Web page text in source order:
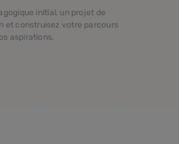
initial, un projet de
et construisez votre parcours
aspirations.